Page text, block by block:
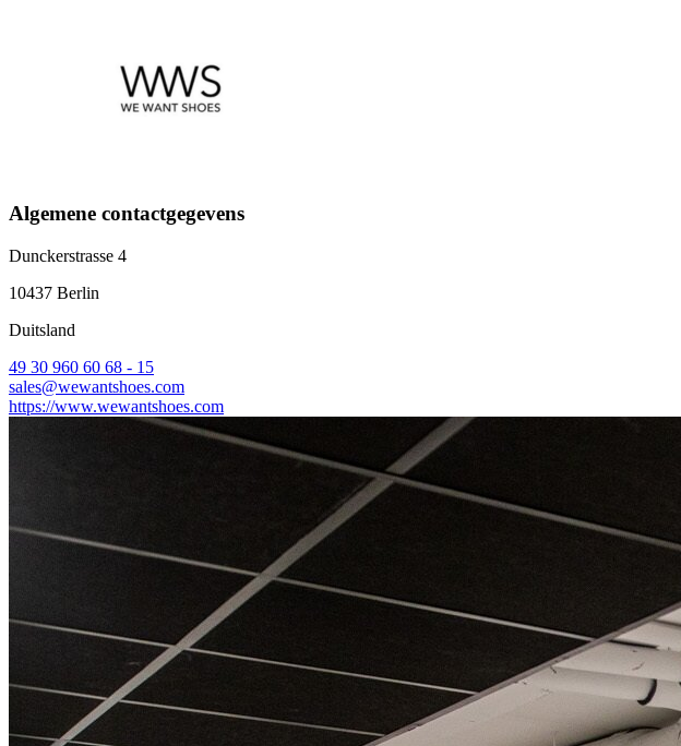
Algemene contactgegevens
Dunckerstrasse 4
10437 Berlin
Duitsland
49 30 960 60 68 - 15
sales@wewantshoes.com
https://www.wewantshoes.com